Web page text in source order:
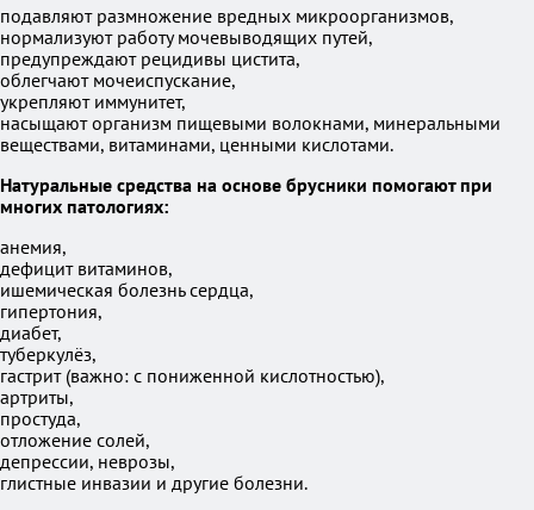
подавляют размножение вредных микроорганизмов,
нормализуют работу мочевыводящих путей,
предупреждают рецидивы цистита,
облегчают мочеиспускание,
укрепляют иммунитет,
насыщают организм пищевыми волокнами, минеральными
веществами, витаминами, ценными кислотами.
Натуральные средства на основе брусники помогают при
многих патологиях:
анемия,
дефицит витаминов,
ишемическая болезнь сердца,
гипертония,
диабет,
туберкулёз,
гастрит (важно: с пониженной кислотностью),
артриты,
простуда,
отложение солей,
депрессии, неврозы,
глистные инвазии и другие болезни.